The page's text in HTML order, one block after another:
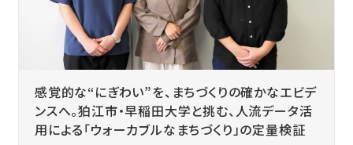
感覚的な“にぎわい”を、まちづくりの確かなエビデ
ンスへ。狛江市・早稲田大学と挑む、人流データ活
用による「ウォーカブルなまちづくり」の定量検証